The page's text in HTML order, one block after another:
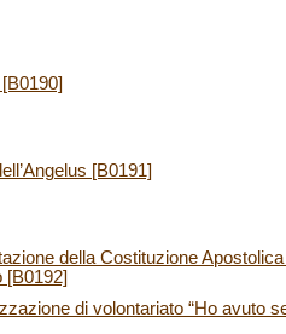
[B0191]
della Costituzione
[B0192]
di volontariato “Ho avuto